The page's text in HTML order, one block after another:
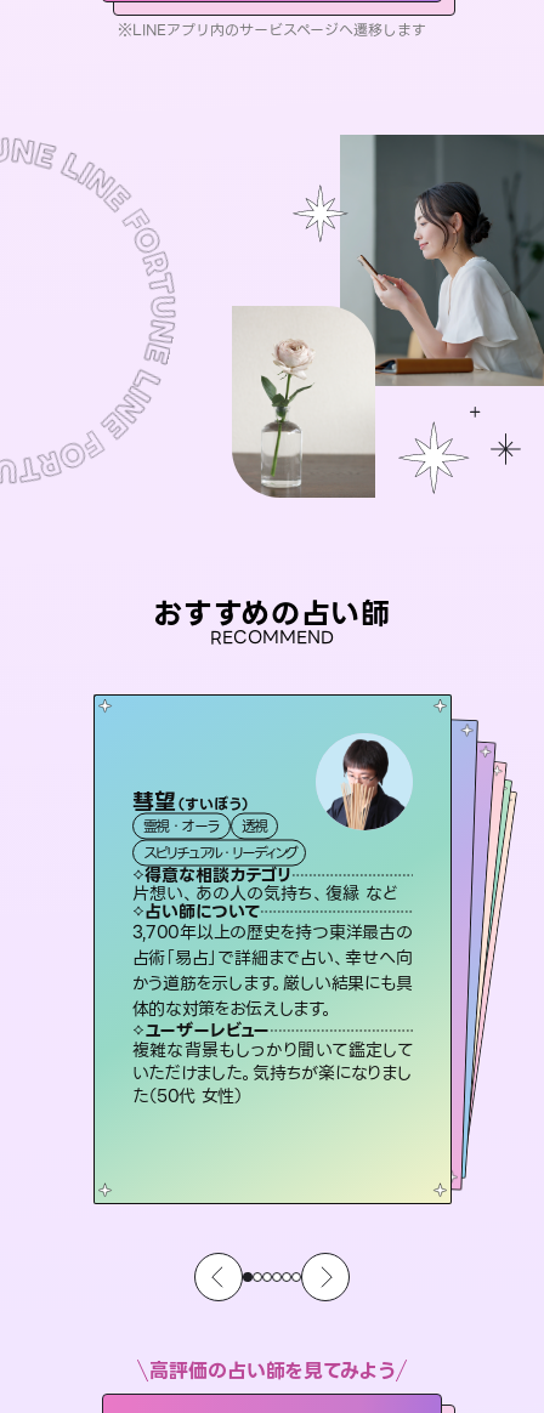
※LINEアプリ内のサービスページへ遷移します
おすすめの占い師
RECOMMEND
彗望（すいぼう）
霊視・オーラ
透視
スピリチュアル・リーディング
得意な相談カテゴリ
片想い、あの人の気持ち、復縁 など
占い師について
3,700年以上の歴史を持つ東洋最古の
占術「易占」で詳細まで占い、幸せへ向
かう道筋を示します。厳しい結果にも具
体的な対策をお伝えします。
ユーザーレビュー
複雑な背景もしっかり聞いて鑑定して
いただけました。気持ちが楽になりまし
た（50代 女性）
未来視師＊花
霊視・オーラ 心理学
スピリチュアル・リーディング
得意な相談カテゴリ
出逢い、片想い、復縁 など
占い師について
未来には何パターンもの選択肢があり
ます。不安で視えにくくなっているあな
たの素敵な未来を見つけ、その未来を
選択できるようアドバイスします。
ユーザーレビュー
職場の人の性質や人間関係、本心など
本当によく視えていてびっくり。対策が
打てて前向きになれます（40代）
アイリス -iris-
西洋占星術 タロット
ルーン
得意な相談カテゴリ
恋愛総合、片想い、二人の未来 など
占い師について
復縁、恋愛、不倫の行方、同性愛や片
思い、仕事関係や借金問題まで知りた
いことや心の負担になっていることを
紐解き、背中をそっと押して導きます。
ユーザーレビュー
安心感のあり、言い切ってくれる所や濁
さない鑑定のおかげで、毎回自分の気
持ちを整えられます（30代 男性）
桃源珠羽 とうげんみう
霊視・オーラ
スピリチュアル・リーディング
得意な相談カテゴリ
片想い、あの人の気持ち、復縁 など
占い師について
恋愛のお悩みの中でも特に「曖昧な関係」の相談を得意としており、友達以上恋人未満なお相手との今後や本音を丁寧に読み解き恋愛成就へと導きます。
ユーザーレビュー
鑑定していただいてアドバイス通りに行
動すると仲が復活してきました。ありが
とうございました（40代 女性）
セラピスト理恵
霊視・オーラ
スピリチュアル・リーディング
得意な相談カテゴリ
片想い、二人の未来、年の差 など
占い師について
連絡再開、復縁、成就などの報告実績
多数。セラピストとして2万超の施術経
験があるからこそできる鑑定で、より良
い未来をサポートします。
ユーザーレビュー
とても心温まる鑑定でした。しかもこち
らは何も言っていないのに視えていらっ
しゃるんだなと驚きです（30代女性）
おう 霊感オラクル
霊視・オーラ
オラクルカード
得意な相談カテゴリ
恋愛総合、あの人の気持ち など
占い師について
霊視×オラクルカードを使って「今」と
「未来」そして「気になるあの人の気持
ち」まで丁寧に読み解き、恋や人生のヒ
ントを優しく引き出します。
ユーザーレビュー
不安な気持ちが嘘みたいに晴れまし
た…！よく視えていらっしゃるんだなと
感じました（40代 女性）
高評価の占い師を見てみよう